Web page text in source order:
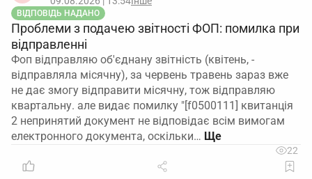
Звільнити без заяви працівниці можна лише за
умови дотримання всієї процедури та строків.У
такому разі підстава в наказі й трудовій книжці
(якщо ведеться) – «звільнена за прогул» із
посиланням на п. 4 ч. 1 ст. 40 КЗпП. Порушення
процедури (відсутність актів, запиту пояснень,
пропуск строків) створює високий ризик визнання
звільнення незаконним і поновлення працівниці на
роботі з виплатою середнього заробітку.
Підсумок.
Якщо після закінчення відпустки до 6
ВІДПОВІДЬ НАДАНО
Проблеми з подачею звітності ФОП: помилка при
відправленні
Фоп відправляю об'єднану звітність (квітень, -
відправляла місячну), за червень травень зараз вже
не дає змогу відправити місячну, тож відправляю
квартальну. але видає помилку "[f0500111] квитанція
2 непринятий документ не відповідає всім вимогам
електронного документа, оскільки…
22